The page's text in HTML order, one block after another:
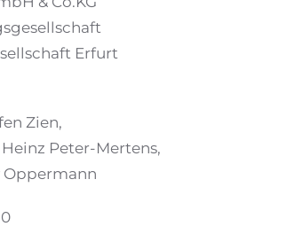
Erfurt
Zien,
Peter-Mertens,
Oppermann